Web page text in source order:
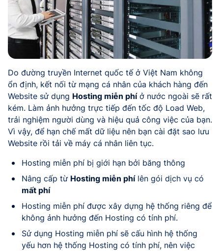
Do đường truyền Internet quốc tế ở Việt Nam không
ổn định, kết nối từ mạng cá nhân của khách hàng đến
Website sử dụng Hosting miễn phíở nước ngoài sẽ rất
kém. Làm ảnh hưởng trực tiếp đến tốc độ Load Web,
trải nghiệm người dùng và hiệu quả công việc của bạn.
Vì vậy, để hạn chế mất dữ liệu nên bạn cài đặt sao lưu
Website rồi tải về máy cá nhân liên tục.
Hosting miễn phí bị giới hạn bởi băng thông
Nâng cấp từ Hosting miễn phílên gói dịch vụ có
mất phí
Hosting miễn phí được xây dựng hệ thống riêng để
không ảnh hưởng đến Hosting có tính phí.
Sử dụng Hosting miễn phí sẽ cấu hình hệ thống
yếu hơn hệ thống Hosting có tính phí, nên việc